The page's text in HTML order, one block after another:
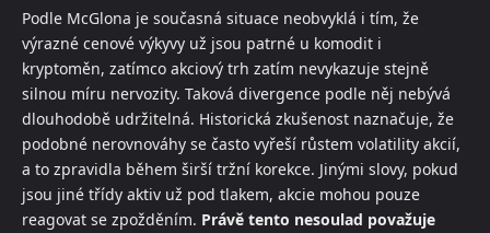
Podle McGlona je současná situace neobvyklá i tím, že
výrazné cenové výkyvy už jsou patrné u komodit i
kryptoměn, zatímco akciový trh zatím nevykazuje stejně
silnou míru nervozity. Taková divergence podle něj nebývá
dlouhodobě udržitelná. Historická zkušenost naznačuje, že
podobné nerovnováhy se často vyřeší růstem volatility akcií,
a to zpravidla během širší tržní korekce. Jinými slovy, pokud
jsou jiné třídy aktiv už pod tlakem, akcie mohou pouze
reagovat se zpožděním. Právě tento nesoulad považuje